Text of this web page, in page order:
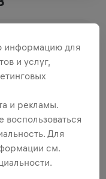
травм
информацию для
и услуг,
и рекламы.
воспользоваться
Для
см.